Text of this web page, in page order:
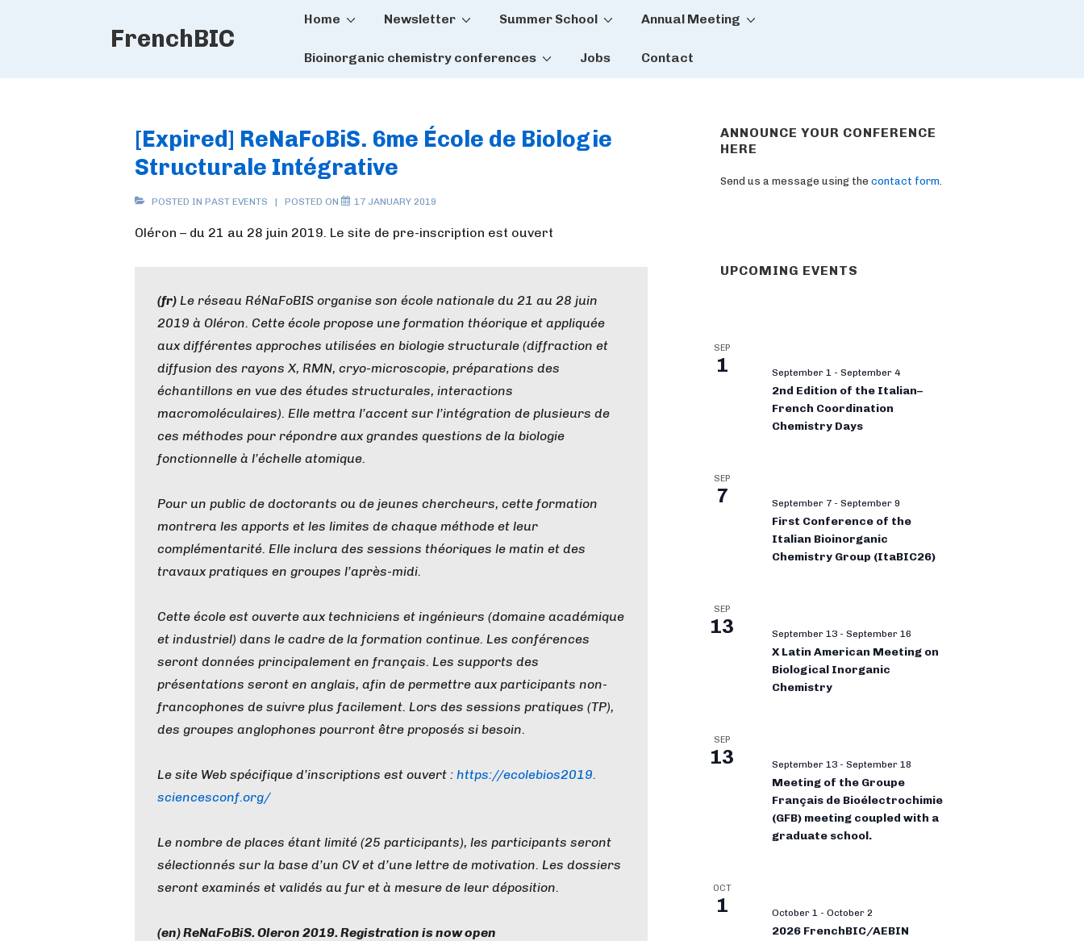
FrenchBIC
Main
Home Newsletter Summer School Annual Meeting
Bioinorganic chemistry conferences Jobs Contact
[Expired] ReNaFoBiS. 6me École de Biologie
Structurale Intégrative
POSTED IN PAST EVENTS POSTED ON 17 JANUARY 2019
Oléron – du 21 au 28 juin 2019. Le site de pre-inscription est ouvert
(fr) Le réseau RéNaFoBIS organise son école nationale du 21 au 28 juin
2019 à Oléron. Cette école propose une formation théorique et appliquée
aux différentes approches utilisées en biologie structurale (diffraction et
diffusion des rayons X, RMN, cryo-microscopie, préparations des
échantillons en vue des études structurales, interactions
macromoléculaires). Elle mettra l’accent sur l’intégration de plusieurs de
ces méthodes pour répondre aux grandes questions de la biologie
fonctionnelle à l’échelle atomique.
Pour un public de doctorants ou de jeunes chercheurs, cette formation
montrera les apports et les limites de chaque méthode et leur
complémentarité. Elle inclura des sessions théoriques le matin et des
travaux pratiques en groupes l’après-midi.
Cette école est ouverte aux techniciens et ingénieurs (domaine académique
et industriel) dans le cadre de la formation continue. Les conférences
seront données principalement en français. Les supports des
présentations seront en anglais, afin de permettre aux participants non-
francophones de suivre plus facilement. Lors des sessions pratiques (TP),
des groupes anglophones pourront être proposés si besoin.
Le site Web spécifique d’inscriptions est ouvert : https://ecolebios2019.
sciencesconf.org/
Le nombre de places étant limité (25 participants), les participants seront
sélectionnés sur la base d’un CV et d’une lettre de motivation. Les dossiers
seront examinés et validés au fur et à mesure de leur déposition.
(en) ReNaFoBiS. Oleron 2019. Registration is now open
ANNOUNCE YOUR CONFERENCE
HERE
Send us a message using the contact form
UPCOMING EVENTS
SEP
1 September 1 - September 4
2nd Edition of the Italian–
French Coordination
Chemistry Days
SEP
7 September 7 - September 9
First Conference of the
Italian Bioinorganic
Chemistry Group (ItaBIC26)
SEP
13 September 13 - September 16
X Latin American Meeting on
Biological Inorganic
Chemistry
SEP
13 September 13 - September 18
Meeting of the Groupe
Français de Bioélectrochimie
(GFB) meeting coupled with a
graduate school.
OCT
1 October 1 - October 2
2026 FrenchBIC/AEBIN